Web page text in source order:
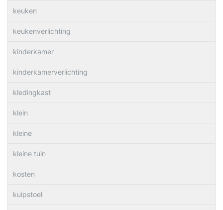
keuken
keukenverlichting
kinderkamer
kinderkamerverlichting
kledingkast
klein
kleine
kleine tuin
kosten
kuipstoel